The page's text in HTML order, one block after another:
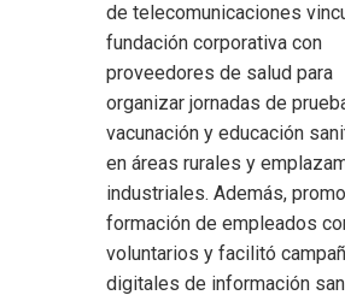
de telecomunicaciones
fundación corporativa con
proveedores de salud para
organizar jornadas de
vacunación y educación
en áreas rurales y
industriales. Además,
formación de empleados
voluntarios y facilitó
digitales de información